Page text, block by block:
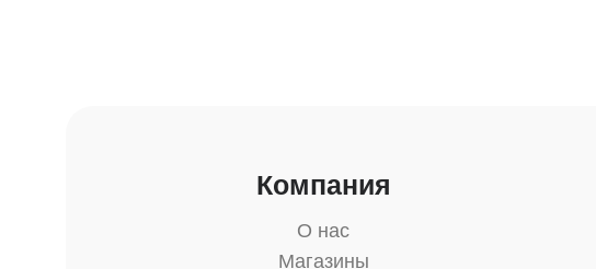
Компания
О нас
Магазины